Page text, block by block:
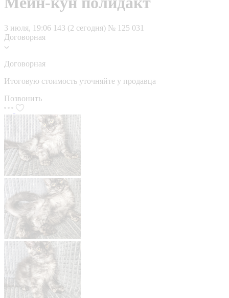
3 июля, 19:06 143 (2 сегодня) № 125 031
Договорная
Договорная
Итоговую стоимость уточняйте у продавца
Позвонить